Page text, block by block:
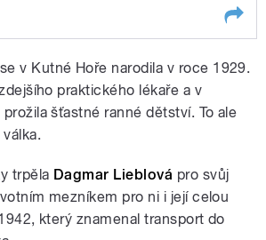
Kutné
se v Kutné Hoře narodila v roce 1929.
praktického lékaře a v
šťastné ranné dětství. To ale
trpěla Dagmar Lieblová pro svůj
mezníkem pro ni i její celou
který znamenal transport do